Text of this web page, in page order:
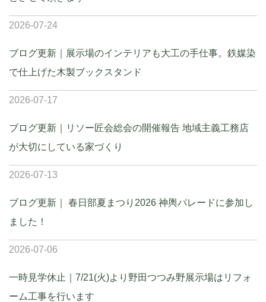
2026-07-24
ブログ更新｜展示場のインテリアも大工の手仕事。鉄媒染
で仕上げた木製ブックスタンド
2026-07-17
ブログ更新｜リソー匠会総会の開催報告 地域主義工務店
が大切にしている家づくり
2026-07-13
ブログ更新｜ 春日部夏まつり2026 神輿パレードに参加し
ました！
2026-07-06
一時見学休止｜7/21(火)より野田つつみ野展示場はリフォ
ーム工事を行います